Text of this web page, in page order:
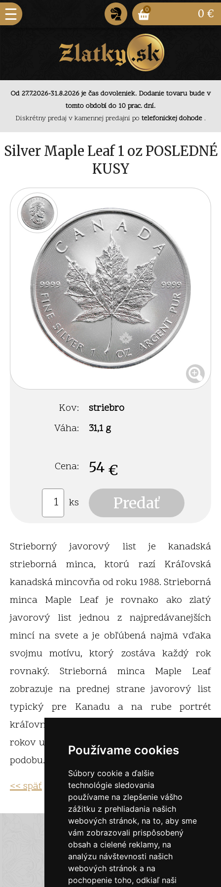
Používame cookies
Súbory cookie a ďalšie
technológie sledovania
používame na zlepšenie vášho
zážitku z prehliadania našich
webových stránok, na to, aby sme
vám zobrazovali prispôsobený
obsah a cielené reklamy, na
analýzu návštevnosti našich
webových stránok a na
pochopenie toho, odkiaľ naši
0 0 €
Od 27.7.2026-31.8.2026 je čas dovoleniek. Dodanie
tovaru bude v tomto období do 10 prac. dní.
Diskrétny predaj v kamennej predajni po telefonickej
dohode.
tovaru bude v tomto období do 10 prac. dní.
Od 27.7.2026-31.8.2026 je čas dovoleniek. Dodanie tovaru bude v
tomto období do 10 prac. dní.
Diskrétny predaj v kamennej predajni po telefonickej dohode .
Silver Maple Leaf 1 oz POSLEDNÉ
KUSY
Kov:
striebro
Váha:
31,1 g
Cena: 54 €
ks
Strieborný javorový list je kanadská
strieborná minca, ktorú razí Kráľovská
kanadská mincovňa od roku 1988. Strieborná
minca Maple Leaf je rovnako ako zlatý
javorový list jednou z najpredávanejších
mincí na svete a je obľúbená najmä vďaka
svojmu motívu, ktorý zostáva každý rok
rovnaký. Strieborná minca Maple Leaf
zobrazuje na prednej strane javorový list
typický pre Kanadu a na rube portrét
kráľovnej Alžbety II., ktorý je každých pár
rokov upravovaný tak, aby odrážal aktuálnu
podobu.
<< späť
E-shop Zlatky.sk
Obchodné podmienky